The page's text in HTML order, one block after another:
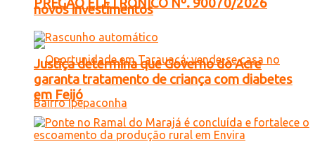
PREGÃO ELETRONICO Nº. 90070/2026
novos investimentos
Justiça determina que Governo do Acre
garanta tratamento de criança com diabetes
em Feijó